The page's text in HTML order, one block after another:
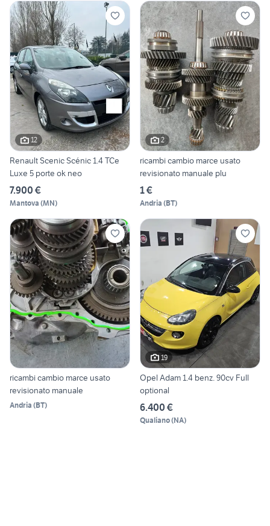
12
Renault Scenic Scénic 1.4 TCe
Luxe 5 porte ok neo
7.900 €
Mantova (MN)
2
ricambi cambio marce usato
revisionato manuale plu
1 €
Andria (BT)
ricambi cambio marce usato
revisionato manuale
Andria (BT)
19
Opel Adam 1.4 benz. 90cv Full
optional
6.400 €
Qualiano(NA)